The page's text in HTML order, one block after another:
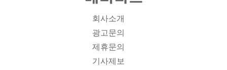
회사소개
광고문의
제휴문의
기사제보